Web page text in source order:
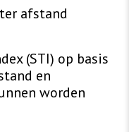
afstand
(STI) op basis
en
worden